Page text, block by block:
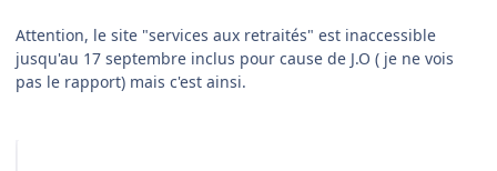
Attention, le site "services aux retraités" est inaccessible
jusqu'au 17 septembre inclus pour cause de J.O ( je ne vois
pas le rapport) mais c'est ainsi.